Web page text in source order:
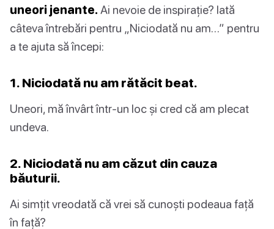
uneori jenante. Ai nevoie de inspirație? Iată
câteva întrebări pentru „Niciodată nu am…” pentru
a te ajuta să începi:
1. Niciodată nu am rătăcit beat.
Uneori, mă învârt într-un loc și cred că am plecat
undeva.
2. Niciodată nu am căzut din cauza
băuturii.
Ai simțit vreodată că vrei să cunoști podeaua față
în față?